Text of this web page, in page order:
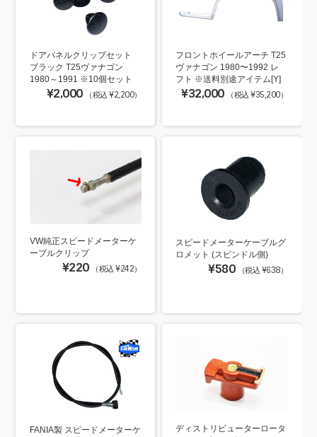
ドアパネルクリップセット
ブラック T25ヴァナゴン
1980～1991 ※10個セット
¥2,000 （税込 ¥2,200）
フロントホイールアーチ T25
ヴァナゴン 1980〜1992 レ
フト ※送料別途アイテム[Y]
¥32,000 （税込 ¥35,200）
VW純正スピードメーターケ
ーブルクリップ
¥220 （税込 ¥242）
スピードメーターケーブルグ
ロメット (スピンドル側)
¥580 （税込 ¥638）
FANIA製 スピードメーターケ
ディストリビューターロータ